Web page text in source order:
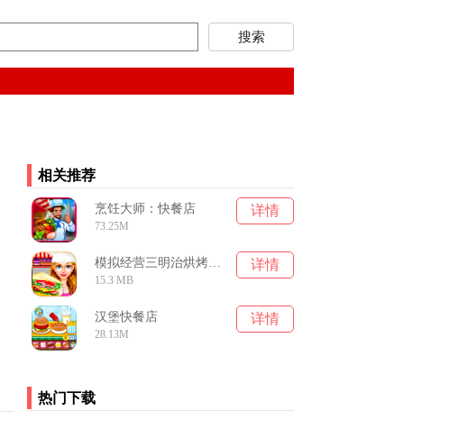
相关推荐
烹饪大师：快餐店
73.25M
详情
模拟经营三明治烘烤快餐店
15.3 MB
详情
汉堡快餐店
28.13M
详情
热门下载